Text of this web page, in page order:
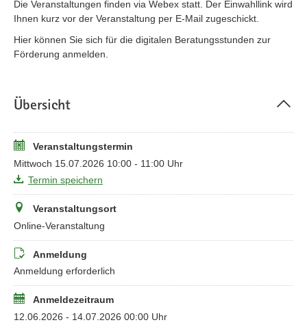
Die Veranstaltungen finden via Webex statt. Der Einwahllink wird
Ihnen kurz vor der Veranstaltung per E-Mail zugeschickt.
Hier können Sie sich für die digitalen Beratungsstunden zur
Förderung anmelden.
Übersicht
Veranstaltungstermin
Mittwoch 15.07.2026 10:00 - 11:00 Uhr
Termin speichern
Veranstaltungsort
Online-Veranstaltung
Anmeldung
Anmeldung erforderlich
Anmeldezeitraum
12.06.2026 - 14.07.2026 00:00 Uhr